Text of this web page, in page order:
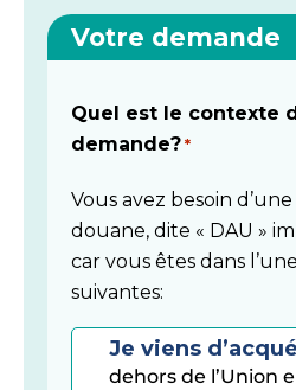
Votre demande
Quel est le contexte
demande? *
Vous avez besoin
douane, dite « DAU »
car vous êtes dans
suivantes:
Je viens
dehors de l’Union